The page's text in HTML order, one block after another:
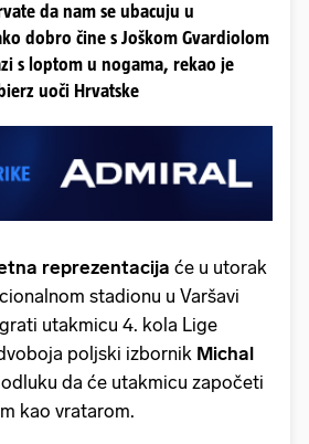
da nam se ubacuju u
dobro čine s Joškom Gvardiolom
s loptom u nogama, rekao je
uoči Hrvatske
reprezentacija će u utorak
stadionu u Varšavi
utakmicu 4. kola Lige
poljski izbornik Michal
da će utakmicu započeti
kao vratarom.